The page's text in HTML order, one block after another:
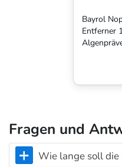
Bayrol
Entferner
Fragen und
Wie lange soll die